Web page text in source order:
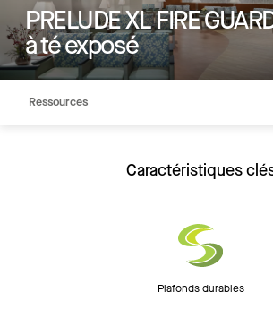
PRELUDE XL FIRE
à té exposé
Produits
Intégrations
Inspiration
Ressources
Caractéristiques
Plafonds durables